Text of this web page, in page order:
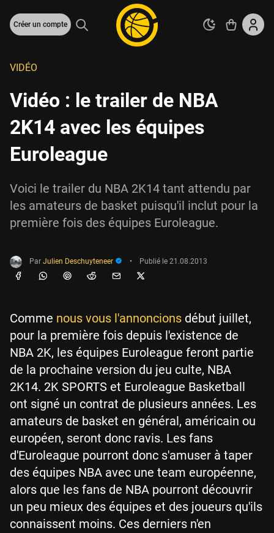
Créer un compte
VIDÉO
Vidéo : le trailer de NBA
2K14 avec les équipes
Euroleague
Voici le trailer du NBA 2K14 tant attendu par
les amateurs de basket puisqu'il inclut pour la
première fois des équipes Euroleague.
Par Julien Deschuyteneer • Publié le 21.08.2013
Comme nous vous l'annoncions début juillet,
pour la première fois depuis l'existence de
NBA 2K, les équipes Euroleague feront partie
de la prochaine version du jeu culte, NBA
2K14. 2K SPORTS et Euroleague Basketball
ont signé un contrat de plusieurs années. Les
amateurs de basket en général, américain ou
européen, seront donc ravis. Les fans
d'Euroleague pourront donc s'amuser à taper
des équipes NBA avec une team européenne,
alors que les fans de NBA pourront découvrir
un peu mieux des équipes et des joueurs qu'ils
connaissent moins. Ces derniers n'en